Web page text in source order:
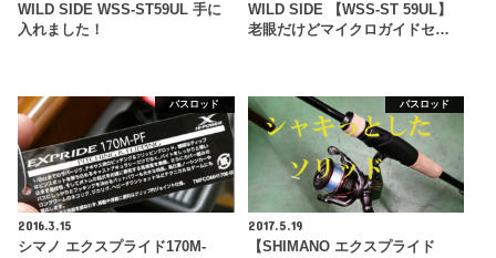
WILD SIDE WSS-ST59UL 手に
入れました！
WILD SIDE 【WSS-ST 59UL】
老眼だけどマイクロガイドセ…
バスロッド
2016.3.15
シマノ エクスプライド170M-
バスロッド
2017.5.19
【SHIMANO エクスプライド